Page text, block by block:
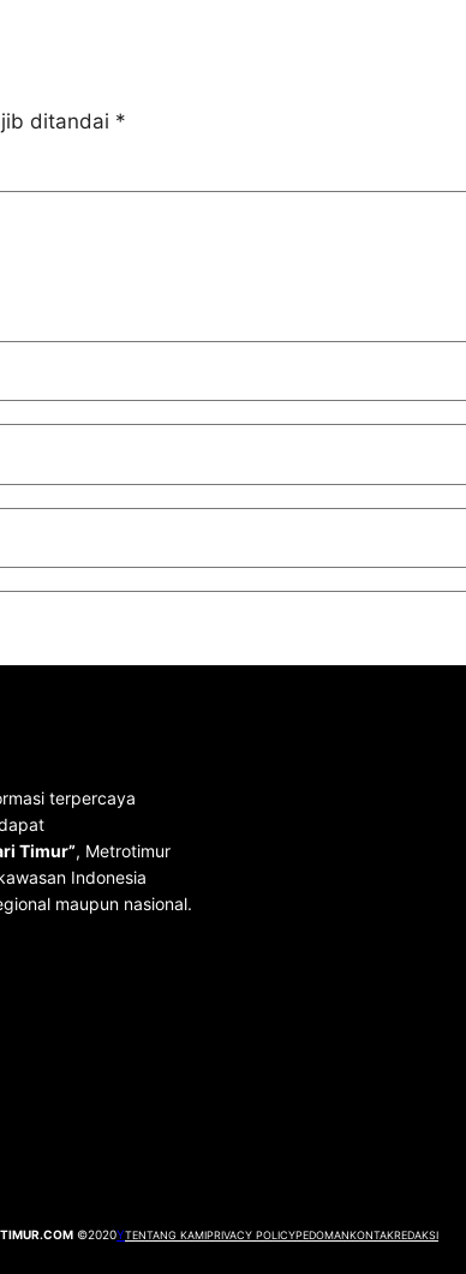
ditandai *
terpercaya
Timur”, Metrotimur
Indonesia
maupun nasional.
©2020YTENTANG KAMIPRIVACY POLICYPEDOMANKONTAKREDAKSI